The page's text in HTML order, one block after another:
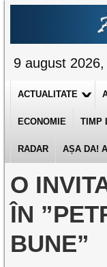
9 august
ACTUALITATE
ECONOMIE TIMP
RADAR AȘA DA!
O
ÎN
BUNE”